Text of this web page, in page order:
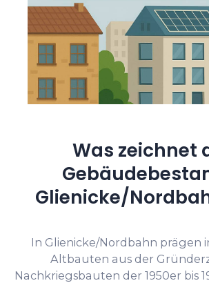
Was zeichnet
Glienicke/
In Glienicke/Nordbahn prägen
Altbauten aus der
Nachkriegsbauten der 1950er bis